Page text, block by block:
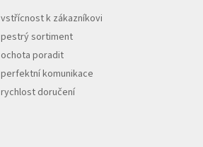
vstřícnost k zákazníkovi
pestrý sortiment
ochota poradit
perfektní komunikace
rychlost doručení